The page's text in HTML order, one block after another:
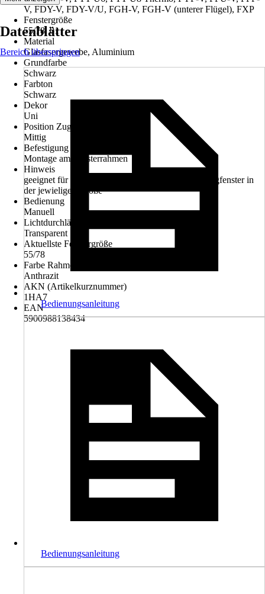
V, FDY-V, FDY-V/U, FGH-V, FGH-V (unterer Flügel), FXP
Fenstergröße
55/78, 01
Material
Glasfasergewebe, Aluminium
Grundfarbe
Schwarz
Farbton
Schwarz
Dekor
Uni
Position Zugvorrichtung
Mittig
Befestigung
Montage am Fensterrahmen
Hinweis
geeignet für FAKRO Schwing- und Klapp-Schwingfenster in
der jewieligen Größe
Bedienung
Manuell
Lichtdurchlässigkeit
Transparent
Aktuellste Fenstergröße
55/78
Farbe Rahmen
Anthrazit
AKN (Artikelkurznummer)
1HA7
EAN
5900988138434
Datenblätter
Bereich überspringen
Bedienungsanleitung
Bedienungsanleitung